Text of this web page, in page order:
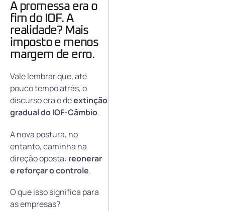
A promessa era o
fim do IOF. A
realidade? Mais
imposto e menos
margem de erro.
Vale lembrar que, até
pouco tempo atrás, o
discurso era o deextinção
gradual do IOF-Câmbio.
A nova postura, no
entanto, caminha na
direção oposta: reonerar
e reforçar o controle.
O que isso significa para
as empresas?